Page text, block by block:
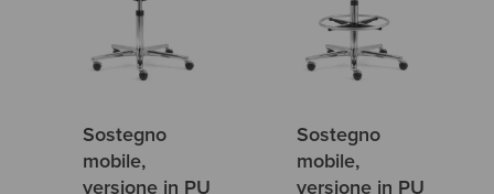
Sostegno
mobile,
versione in PU
Sostegno
mobile,
versione in PU